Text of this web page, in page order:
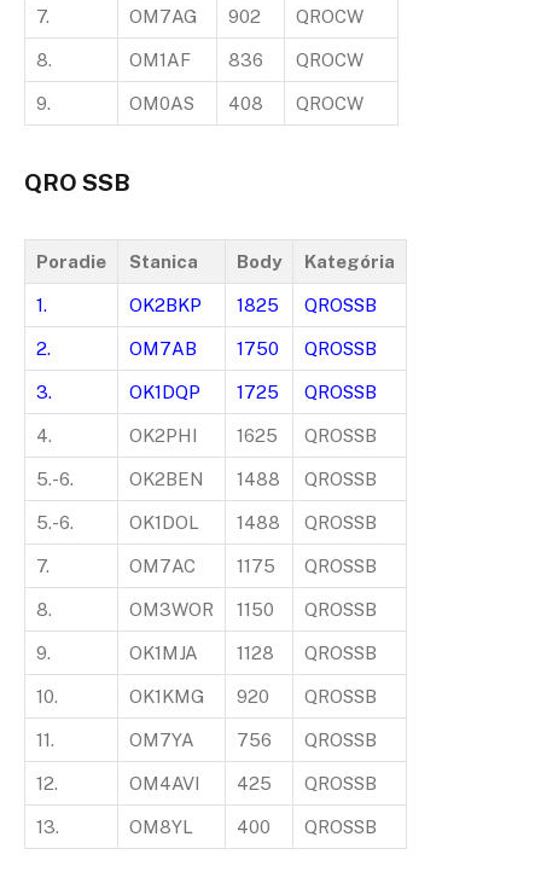
7. OM7AG 902 QROCW
8. OM1AF 836 QROCW
9. OM0AS 408 QROCW
QRO SSB
Poradie Stanica Body Kategória
1. OK2BKP 1825 QROSSB
2. OM7AB 1750 QROSSB
3. OK1DQP 1725 QROSSB
4. OK2PHI 1625 QROSSB
5.-6. OK2BEN 1488 QROSSB
5.-6. OK1DOL 1488 QROSSB
7. OM7AC 1175 QROSSB
8. OM3WOR 1150 QROSSB
9. OK1MJA 1128 QROSSB
10. OK1KMG 920 QROSSB
11. OM7YA 756 QROSSB
12. OM4AVI 425 QROSSB
13. OM8YL 400 QROSSB